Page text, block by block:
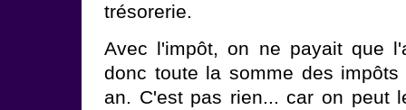
trésorerie.
Avec l'impôt, on ne payait que
donc toute la somme des
an. C'est pas rien... car on peut